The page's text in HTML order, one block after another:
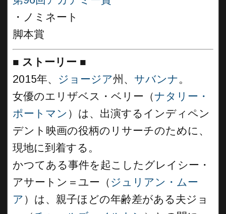
・ノミネート
脚本賞
■ ストーリー ■
2015年、 ジョージア州、 サバンナ。
女優のエリザベス・ベリー（ナタリー・
ポートマン ）は、出演するインディペン
デント映画の役柄のリサーチのために、
現地に到着する。
かつてある事件を起こしたグレイシー・
アサートン＝ユー（ ジュリアン・ムー
ア ）は、親子ほどの年齢差がある夫ジョ